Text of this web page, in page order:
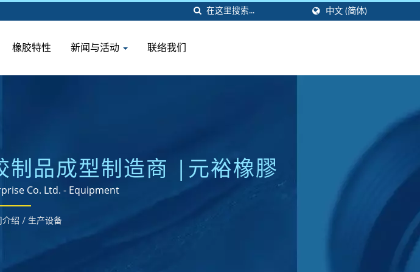
中文 (简体)
橡胶特性 新闻与活动 联络我们
品成型制造商 |元裕橡膠
Co. Ltd. - Equipment
介绍 / 生产设备